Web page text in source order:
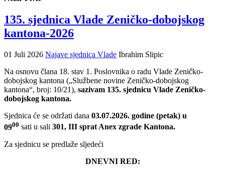
135. sjednica Vlade Zeničko-dobojskog
kantona-2026
01 Juli 2026 Najave sjednica Vlade Ibrahim Slipic
Na osnovu člana 18. stav 1. Poslovnika o radu Vlade Zeničko-
dobojskog kantona („Službene novine Zeničko-dobojskog
kantona“, broj: 10/21), sazivam 135. sjednicu Vlade Zeničko-
dobojskog kantona.
Sjednica će se održati dana 03.07.2026. godine (petak) u
0900 sati u sali 301, III sprat Anex zgrade Kantona.
Za sjednicu se predlaže sljedeći
DNEVNI RED: